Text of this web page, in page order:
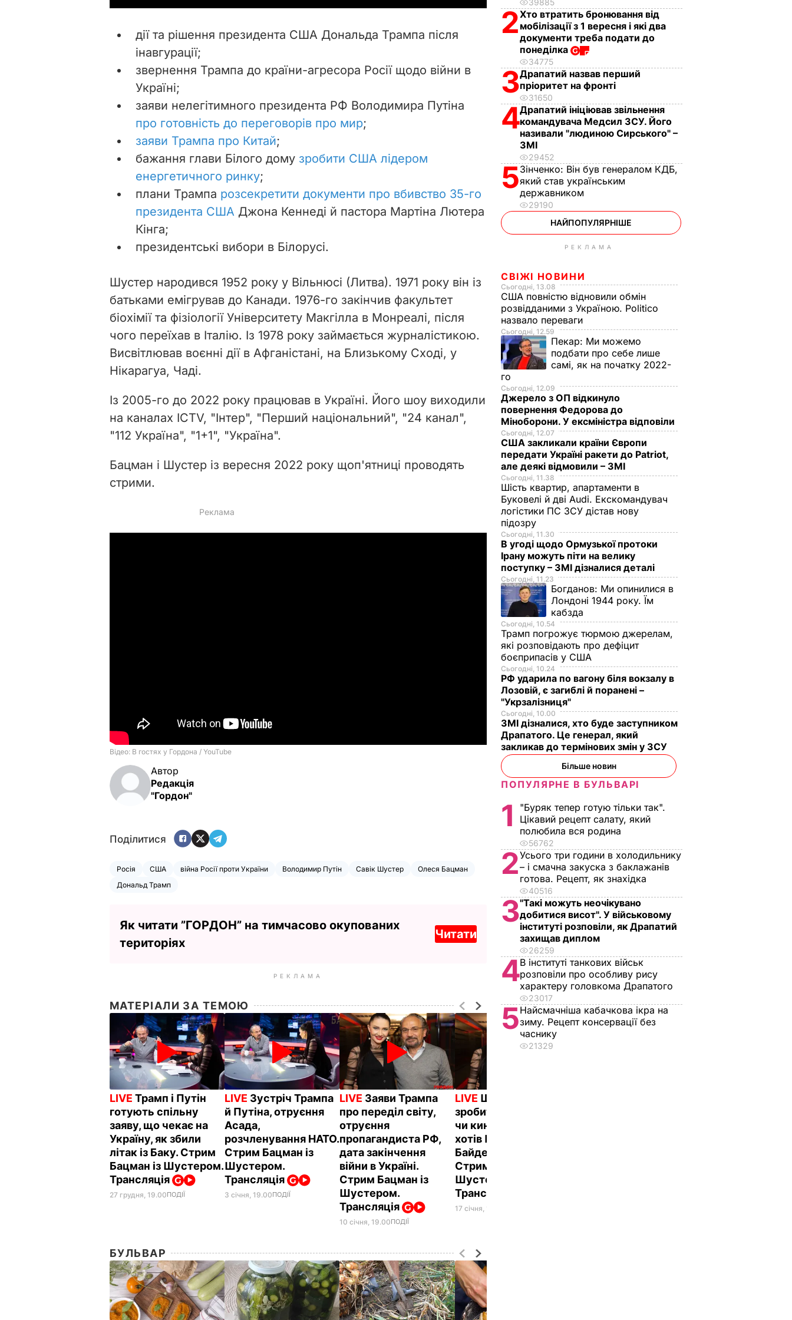
d
e
o
дії та рішення президента США Дональда Трампа після
інавгурації;
звернення Трампа до країни-агресора Росії щодо війни в
Україні;
заяви нелегітимного президента РФ Володимира Путіна
про готовність до переговорів про мир;
заяви Трампа про Китай;
бажання глави Білого дому зробити США лідером
енергетичного ринку;
плани Трампа розсекретити документи про вбивство 35-го
президента США Джона Кеннеді й пастора Мартіна Лютера
Кінга;
президентські вибори в Білорусі.
Шустер народився 1952 року у Вільнюсі (Литва). 1971 року він із
батьками емігрував до Канади. 1976-го закінчив факультет
біохімії та фізіології Університету Макгілла в Монреалі, після
чого переїхав в Італію. Із 1978 року займається журналістикою.
Висвітлював воєнні дії в Афганістані, на Близькому Сході, у
Нікарагуа, Чаді.
Із 2005-го до 2022 року працював в Україні. Його шоу виходили
на каналах ICTV, "Інтер", "Перший національний", "24 канал",
"112 Україна", "1+1", "Україна".
Бацман і Шустер із вересня 2022 року щоп'ятниці проводять
стрими.
Автор
Редакція
"Гордон"
Поділитися
Росія США війна Росії проти України Володимир Путін Савік Шустер
Олеся Бацман
Дональд Трамп
Як читати ”ГОРДОН” на тимчасово окупованих
територіях
Читати
РЕКЛАМА
МАТЕРІАЛИ ЗА ТЕМОЮ
LIVE Трамп і Путін
готують спільну
заяву, що чекає на
Україну, як збили
літак із Баку. Стрим
Бацман із Шустером.
Трансляція
27 грудня, 19.00ПОДІЇ
LIVE Зустріч Трампа
й Путіна, отруєння
Асада,
розчленування НАТО.
Стрим Бацман із
Шустером.
Трансляція
3 січня, 19.00ПОДІЇ
LIVE Заяви Трампа
про переділ світу,
отруєння
пропагандиста РФ,
дата закінчення
війни в Україні.
Стрим Бацман із
Шустером.
Трансляція
10 січня, 19.00ПОДІЇ
LIVE Що Трамп
зробить із Путіним і
чи кине Україну, чи
хотів Путін убити
Байдена в Києві.
Стрим Бацман із
Шустером.
Трансляція
17 січня, 19.00
БУЛЬВАР
39885
2Хто втратить бронювання від
мобілізації з 1 вересня і які два
документи треба подати до
понеділка
34775
3Драпатий назвав перший
пріоритет на фронті
31650
4Драпатий ініціював звільнення
командувача Медсил ЗСУ. Його
називали "людиною Сирського" –
ЗМІ
29452
5Зінченко: Він був генералом КДБ,
який став українським
державником
29190
НАЙПОПУЛЯРНІШЕ
РЕКЛАМА
СВІЖІ НОВИНИ
Сьогодні, 13.08
США повністю відновили обмін
розвідданими з Україною. Politico
назвало переваги
Сьогодні, 12.59
Пекар: Ми можемо
подбати про себе лише
самі, як на початку 2022-
го
Сьогодні, 12.09
Джерело з ОП відкинуло
повернення Федорова до
Міноборони. У ексміністра відповіли
Сьогодні, 12.07
США закликали країни Європи
передати Україні ракети до Patriot,
але деякі відмовили – ЗМІ
Сьогодні, 11.38
Шість квартир, апартаменти в
Буковелі й дві Audi. Екскомандувач
логістики ПС ЗСУ дістав нову
підозру
Сьогодні, 11.30
В угоді щодо Ормузької протоки
Ірану можуть піти на велику
поступку – ЗМІ дізналися деталі
Сьогодні, 11.23
Богданов: Ми опинилися в
Лондоні 1944 року. Їм
кабзда
Сьогодні, 10.54
Трамп погрожує тюрмою джерелам,
які розповідають про дефіцит
боєприпасів у США
Сьогодні, 10.24
РФ ударила по вагону біля вокзалу в
Лозовій, є загиблі й поранені –
"Укрзалізниця"
Сьогодні, 10.00
ЗМІ дізналися, хто буде заступником
Драпатого. Це генерал, який
закликав до термінових змін у ЗСУ
Більше новин
ПОПУЛЯРНЕ В БУЛЬВАРІ
1
"Буряк тепер готую тільки так".
Цікавий рецепт салату, який
полюбила вся родина
56762
2Усього три години в холодильнику
– і смачна закуска з баклажанів
готова. Рецепт, як знахідка
40516
3"Такі можуть неочікувано
добитися висот". У військовому
інституті розповіли, як Драпатий
захищав диплом
26259
4В інституті танкових військ
розповіли про особливу рису
характеру головкома Драпатого
23017
5Найсмачніша кабачкова ікра на
зиму. Рецепт консервації без
часнику
21329